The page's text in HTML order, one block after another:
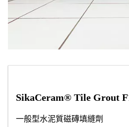
SikaCeram® Tile Grout
一般型水泥質磁磚填縫劑